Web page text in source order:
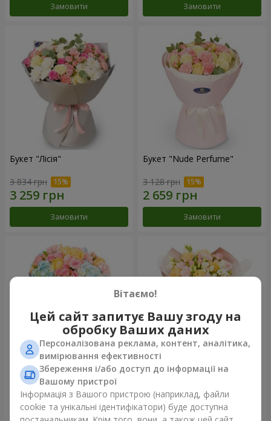
Замовити Замовити
Букет "Лісія"
3 834 грн
Замовити
Букет "Nude Perfume"
3 128 грн
Замовити
Букет "Ніжність світанку"
3 999 грн
Букет "Дотик ніжності"
2 624 грн
Вітаємо!
Цей сайт запитує Вашу згоду на
обробку Ваших даних
Персоналізована реклама, контент, аналітика,
вимірювання ефективності
Збереження і/або доступ до інформації на
Вашому пристрої
Інформація з Вашого пристрою (наприклад, файли
cookie та унікальні ідентифікатори) буде доступна